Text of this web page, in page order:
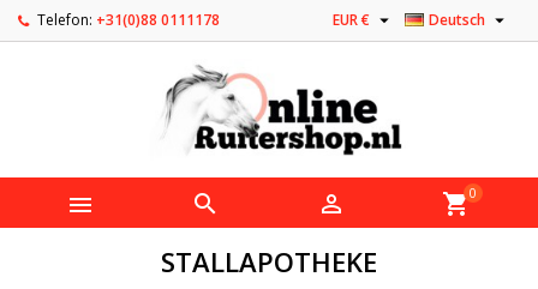
Telefon: +31(0)88 0111178 Deutsch 
EUR € 
   shopping_cart0
STALLAPOTHEKE